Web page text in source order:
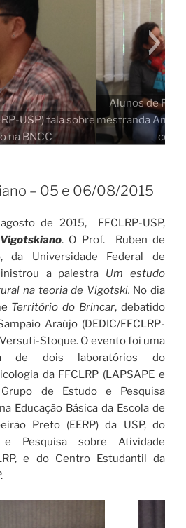
da FFCLRP-USP, como a
participaram dos debates
e perguntas
todo lotado de professores e
da Educação
(FMRP-USP), uma das
Dra. Luciana Carla dos Santos
do LAPEES (FFCLRP-USP),
momentos de apresentações no
Seminário
Moraes Ramos de Oliveira fala
Educação Infantil na BNCC
– 05 e 06/08/2015
de 2015, FFCLRP-USP,
. O Prof. Ruben de
da Universidade Federal de
a palestra Um estudo
na teoria de Vigotski. No dia
Território do Brincar, debatido
Araújo (DEDIC/FFCLRP-
Stoque. O evento foi uma
de dois laboratórios do
da FFCLRP (LAPSAPE e
de Estudo e Pesquisa
Educação Básica da Escola de
Preto (EERP) da USP, do
Pesquisa sobre Atividade
e do Centro Estudantil da